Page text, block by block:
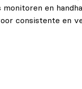
monitoren en
consistente en